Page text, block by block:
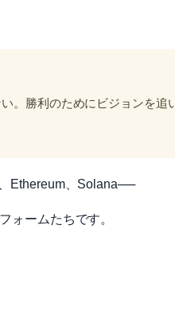
。勝利のためにビジョンを追
Ethereum、Solana──
ォームたちです。